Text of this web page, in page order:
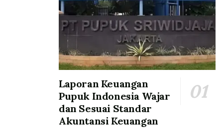
Laporan Keuangan
Pupuk Indonesia Wajar
dan Sesuai Standar
Akuntansi Keuangan